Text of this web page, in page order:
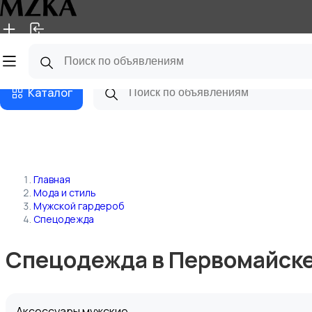
Главная Магазины
Каталог
Главная
Мода и стиль
Мужской гардероб
Спецодежда
Спецодежда в